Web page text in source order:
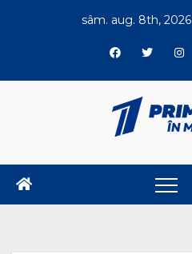
sâm. aug. 8th, 2026